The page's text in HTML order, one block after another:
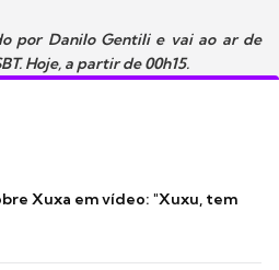
por Danilo Gentili e vai ao ar de
Hoje, a partir de 00h15.
Xuxa em vídeo: "Xuxu, tem